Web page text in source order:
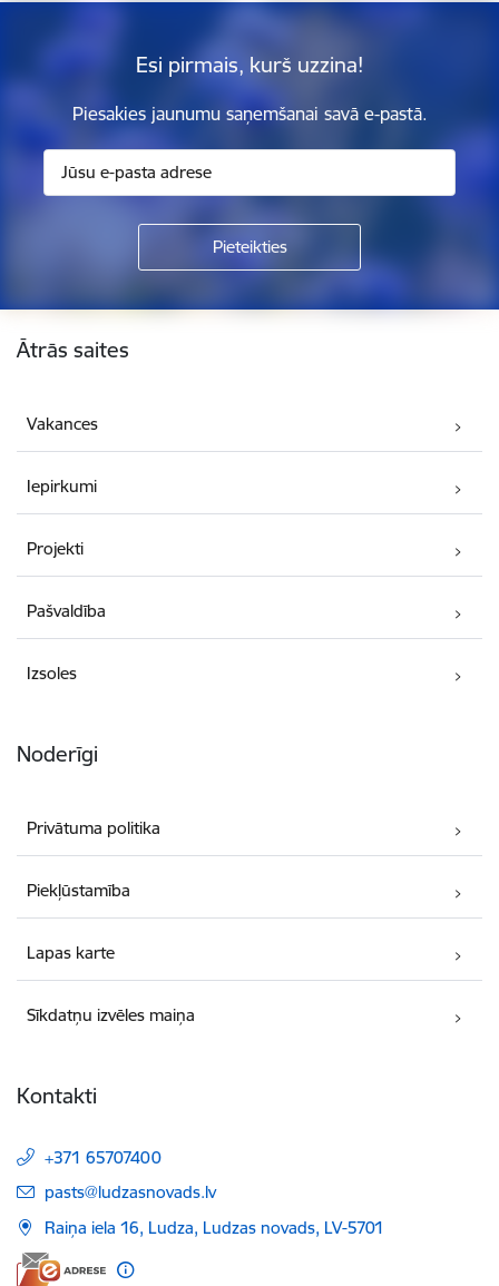
Esi pirmais, kurš uzzina!
Piesakies jaunumu saņemšanai savā e-pastā.
Kājene
Ātrās saites
Vakances
Iepirkumi
Projekti
Pašvaldība
Izsoles
Noderīgi
Privātuma politika
Piekļūstamība
Lapas karte
Sīkdatņu izvēles maiņa
Kontakti
+371 65707400
E-pasts:
pasts@ludzasnovads.lv
Raiņa iela 16, Ludza, Ludzas novads, LV-5701